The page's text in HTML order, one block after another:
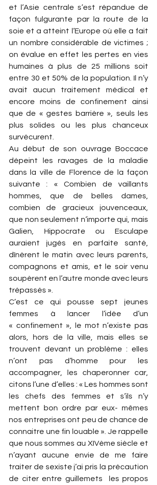
et l’Asie centrale s’est répandue de
façon fulgurante par la route de la
soie et a atteint l’Europe où elle a fait
un nombre considérable de victimes ;
on évalue en effet les pertes en vies
humaines à plus de 25 millions soit
entre 30 et 50% de la population. Il n’y
avait aucun traitement médical et
encore moins de confinement ainsi
que de « gestes barrière », seuls les
plus solides ou les plus chanceux
survécurent.
Au début de son ouvrage Boccace
dépeint les ravages de la maladie
dans la ville de Florence de la façon
suivante : « Combien de vaillants
hommes, que de belles dames,
combien de gracieux jouvenceaux,
que non seulement n’importe qui, mais
Galien, Hippocrate ou Esculape
auraient jugés en parfaite santé,
dînèrent le matin avec leurs parents,
compagnons et amis, et le soir venu
soupèrent en l’autre monde avec leurs
trépassés ».
C’est ce qui pousse sept jeunes
femmes à lancer l’idée d’un
« confinement », le mot n’existe pas
alors, hors de la ville, mais elles se
trouvent devant un problème : elles
n’ont pas d’homme pour les
accompagner, les chaperonner car,
citons l’une d’elles : « Les hommes sont
les chefs des femmes et s’ils n’y
mettent bon ordre par eux- mêmes
nos entreprises ont peu de chance de
connaitre une fin louable ». Je rappelle
que nous sommes au XIVème siècle et
n’ayant aucune envie de me faire
traiter de sexiste j’ai pris la précaution
de citer entre guillemets  les propos